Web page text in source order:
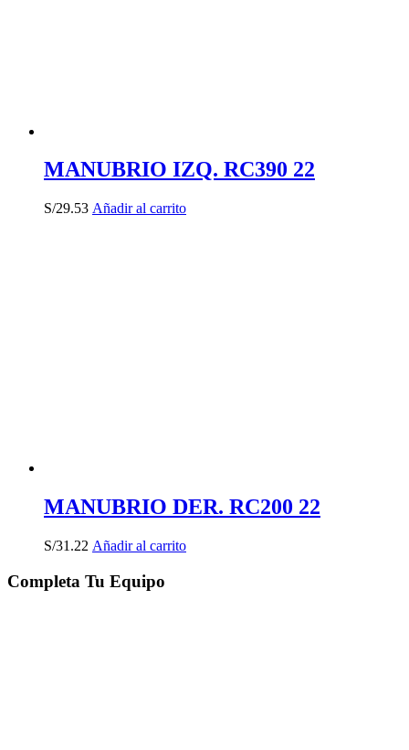
MANUBRIO IZQ. RC390 22
S/29.53 Añadir al carrito
MANUBRIO DER. RC200 22
S/31.22 Añadir al carrito
Completa Tu Equipo